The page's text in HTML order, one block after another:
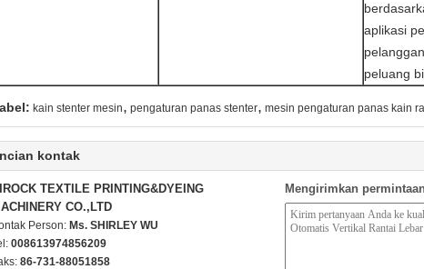
aplikasi
peluang
kain stenter mesin, pengaturan panas stenter, mesin pengaturan panas kain
kontak
TEXTILE PRINTING&DYEING
CO.,LTD
Person: Ms. SHIRLEY WU
008613974856209
86-731-88051858
Mengirimkan